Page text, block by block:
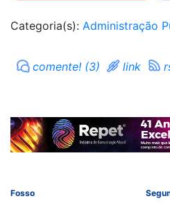
Categoria(s): Administração
comente! (3) link
Fosso